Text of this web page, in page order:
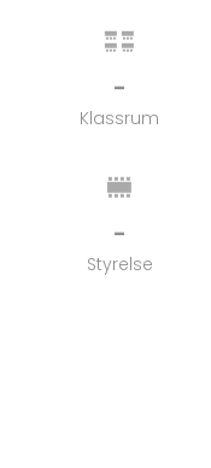
-
Klassrum
-
Styrelse